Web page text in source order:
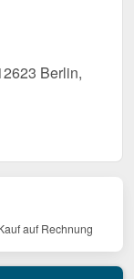
Berlin,
auf Rechnung